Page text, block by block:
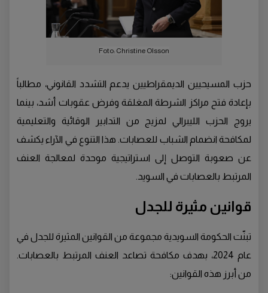
Foto: Christine Olsson
حزب المسيحيين الديمقراطيين يدعم التشدد القانوني، مطالباً
بإعادة فتح مراكز الشرطة المغلقة وفرض عقوبات أشد، بينما
يروج الحزب الليبرالي لمزيج من التدابير الوقائية والتعليمية
لمكافحة انضمام الشباب للعصابات. هذا التنوع في الآراء يكشف
عن صعوبة التوصل إلى استراتيجية موحدة لمعالجة العنف
المرتبط بالعصابات في السويد.
قوانين مثيرة للجدل
تبنّت الحكومة السويدية مجموعة من القوانين المثيرة للجدل في
عام 2024، بهدف مكافحة تصاعد العنف المرتبط بالعصابات.
من أبرز هذه القوانين: